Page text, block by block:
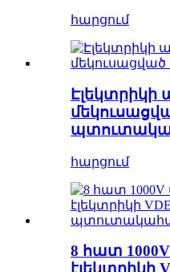
հարցում
Էլեկտրիկի
հարցում
8 հատ